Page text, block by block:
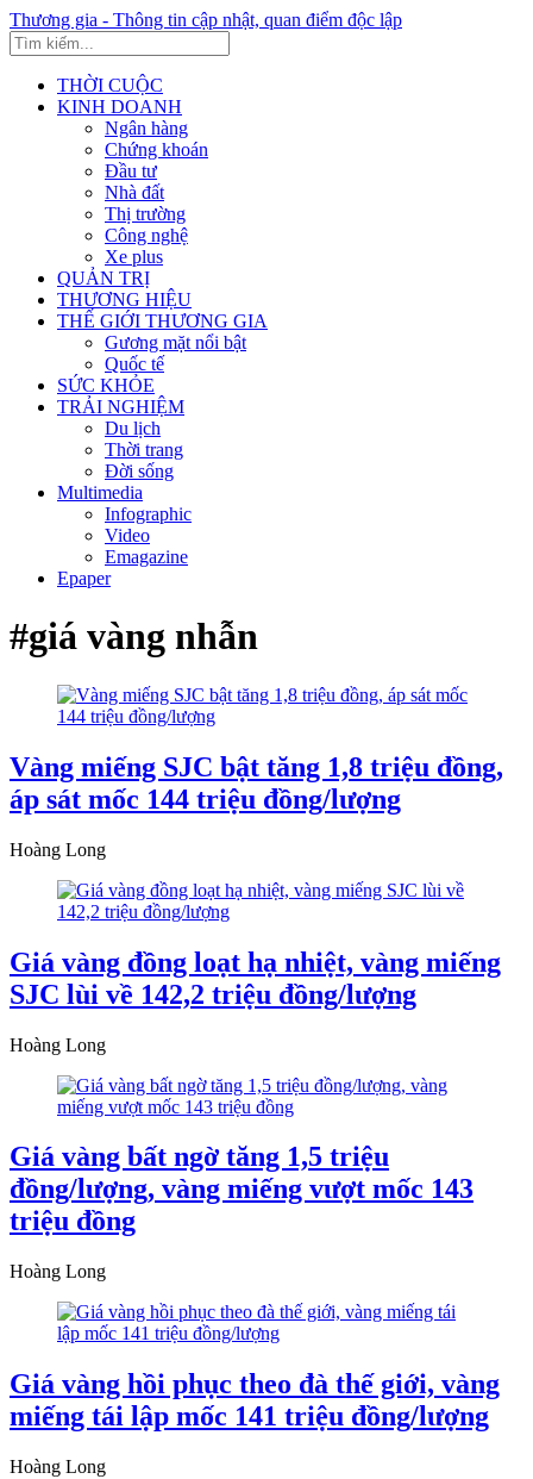
Thương gia - Thông tin cập nhật, quan điểm độc lập
THỜI CUỘC
KINH DOANH
Ngân hàng
Chứng khoán
Đầu tư
Nhà đất
Thị trường
Công nghệ
Xe plus
QUẢN TRỊ
THƯƠNG HIỆU
THẾ GIỚI THƯƠNG GIA
Gương mặt nổi bật
Quốc tế
SỨC KHỎE
TRẢI NGHIỆM
Du lịch
Thời trang
Đời sống
Multimedia
Infographic
Video
Emagazine
Epaper
#giá vàng nhẫn
Vàng miếng SJC bật tăng 1,8 triệu đồng,
áp sát mốc 144 triệu đồng/lượng
Hoàng Long
Giá vàng đồng loạt hạ nhiệt, vàng miếng
SJC lùi về 142,2 triệu đồng/lượng
Hoàng Long
Giá vàng bất ngờ tăng 1,5 triệu
đồng/lượng, vàng miếng vượt mốc 143
triệu đồng
Hoàng Long
Giá vàng hồi phục theo đà thế giới, vàng
miếng tái lập mốc 141 triệu đồng/lượng
Hoàng Long